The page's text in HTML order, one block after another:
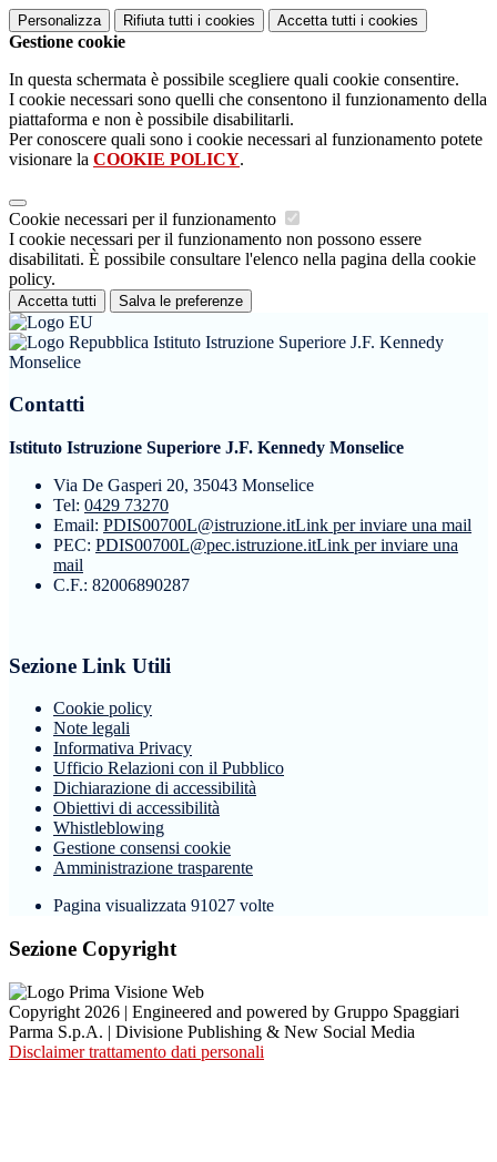
Personalizza Rifiuta tutti i cookies Accetta tutti i cookies
Gestione cookie
In questa schermata è possibile scegliere quali cookie consentire.
I cookie necessari sono quelli che consentono il funzionamento della
piattaforma e non è possibile disabilitarli.
Per conoscere quali sono i cookie necessari al funzionamento potete
visionare la COOKIE POLICY.
Cookie necessari per il funzionamento
I cookie necessari per il funzionamento non possono essere
disabilitati. È possibile consultare l'elenco nella pagina della cookie
policy.
Accetta tutti Salva le preferenze
Istituto Istruzione Superiore J.F. Kennedy
Monselice
Contatti
Istituto Istruzione Superiore J.F. Kennedy Monselice
Via De Gasperi 20, 35043 Monselice
Tel: 0429 73270
Email: PDIS00700L@istruzione.itLink per inviare una mail
PEC: PDIS00700L@pec.istruzione.itLink per inviare una
mail
C.F.: 82006890287
Sezione Link Utili
Cookie policy
Note legali
Informativa Privacy
Ufficio Relazioni con il Pubblico
Dichiarazione di accessibilità
Obiettivi di accessibilità
Whistleblowing
Gestione consensi cookie
Amministrazione trasparente
Pagina visualizzata 91027 volte
Sezione Copyright
Copyright 2026 | Engineered and powered by Gruppo Spaggiari
Parma S.p.A. | Divisione Publishing & New Social Media
Disclaimer trattamento dati personali